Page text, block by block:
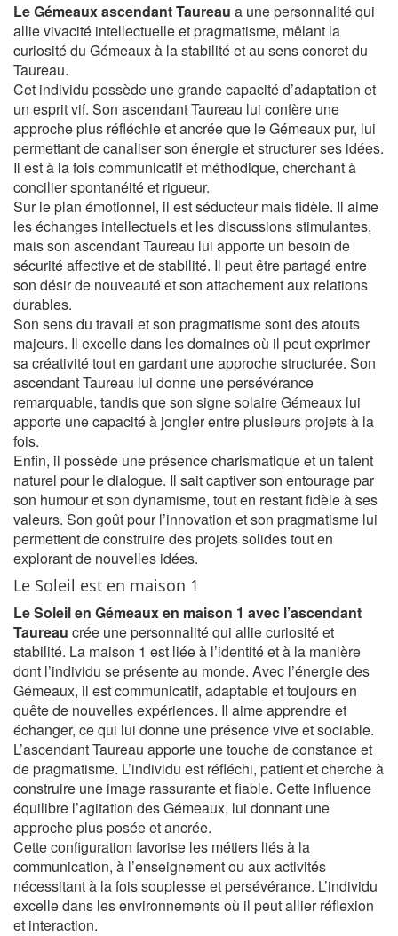
Le Gémeaux ascendant Taureau a une personnalité qui
allie vivacité intellectuelle et pragmatisme, mêlant la
curiosité du Gémeaux à la stabilité et au sens concret du
Taureau.
Cet individu possède une grande capacité d’adaptation et
un esprit vif. Son ascendant Taureau lui confère une
approche plus réfléchie et ancrée que le Gémeaux pur, lui
permettant de canaliser son énergie et structurer ses idées.
Il est à la fois communicatif et méthodique, cherchant à
concilier spontanéité et rigueur.
Sur le plan émotionnel, il est séducteur mais fidèle. Il aime
les échanges intellectuels et les discussions stimulantes,
mais son ascendant Taureau lui apporte un besoin de
sécurité affective et de stabilité. Il peut être partagé entre
son désir de nouveauté et son attachement aux relations
durables.
Son sens du travail et son pragmatisme sont des atouts
majeurs. Il excelle dans les domaines où il peut exprimer
sa créativité tout en gardant une approche structurée. Son
ascendant Taureau lui donne une persévérance
remarquable, tandis que son signe solaire Gémeaux lui
apporte une capacité à jongler entre plusieurs projets à la
fois.
Enfin, il possède une présence charismatique et un talent
naturel pour le dialogue. Il sait captiver son entourage par
son humour et son dynamisme, tout en restant fidèle à ses
valeurs. Son goût pour l’innovation et son pragmatisme lui
permettent de construire des projets solides tout en
explorant de nouvelles idées.
Le Soleil est en maison 1
Le Soleil en Gémeaux en maison 1 avec l’ascendant
Taureau crée une personnalité qui allie curiosité et
stabilité. La maison 1 est liée à l’identité et à la manière
dont l’individu se présente au monde. Avec l’énergie des
Gémeaux, il est communicatif, adaptable et toujours en
quête de nouvelles expériences. Il aime apprendre et
échanger, ce qui lui donne une présence vive et sociable.
L’ascendant Taureau apporte une touche de constance et
de pragmatisme. L’individu est réfléchi, patient et cherche à
construire une image rassurante et fiable. Cette influence
équilibre l’agitation des Gémeaux, lui donnant une
approche plus posée et ancrée.
Cette configuration favorise les métiers liés à la
communication, à l’enseignement ou aux activités
nécessitant à la fois souplesse et persévérance. L’individu
excelle dans les environnements où il peut allier réflexion
et interaction.